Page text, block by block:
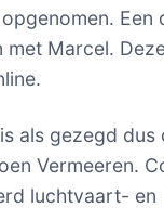
Een
met Marcel.
als gezegd dus
Vermeeren.
luchtvaart- en